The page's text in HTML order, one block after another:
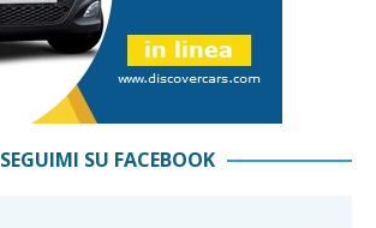
SEGUIMI SU FACEBOOK